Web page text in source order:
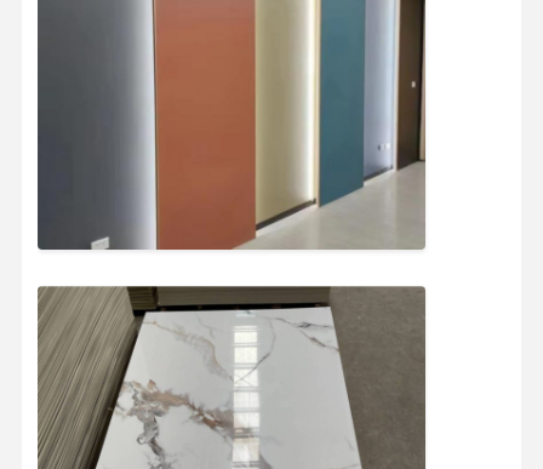
Nhà Máy
Kiểm Soát
Chất Lượng
Liên Hệ
Tất Cả Các
Trường Hợp
Nói Chuyện
Ngay.